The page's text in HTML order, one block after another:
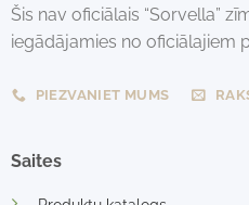
Šis nav oficiālais “Sorvella”
iegādājamies no oficiālajiem
PIEZVANIET MUMS
Saites